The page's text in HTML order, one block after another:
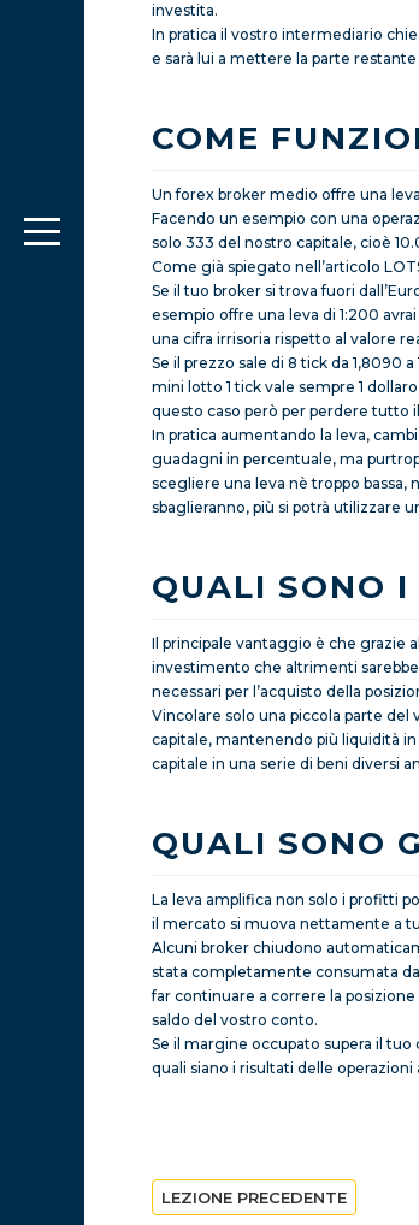
investita.
In pratica il vostro intermediario
e sarà lui a mettere la parte restante
COME
Un forex broker medio offre una
Facendo un esempio con una
solo 333 del nostro capitale, cioè
Come già spiegato nell’articolo
Se il tuo broker si trova fuori
esempio offre una leva di 1:200
una cifra irrisoria rispetto al valore
Se il prezzo sale di 8 tick da 1,8090
mini lotto 1 tick vale sempre 1
questo caso però per perdere tutto
In pratica aumentando la leva,
guadagni in percentuale, ma
scegliere una leva nè troppo bassa,
sbaglieranno, più si potrà utilizzare
QUALI SONO I
Il principale vantaggio è che grazie
investimento che altrimenti
necessari per l’acquisto della
Vincolare solo una piccola parte
capitale, mantenendo più liquidità
capitale in una serie di beni diversi
QUALI SONO
La leva amplifica non solo i profitti
il mercato si muova nettamente a
Alcuni broker chiudono
stata completamente consumata
far continuare a correre la
saldo del vostro conto.
Se il margine occupato supera il
quali siano i risultati delle operazioni
LEZIONE PRECEDENTE